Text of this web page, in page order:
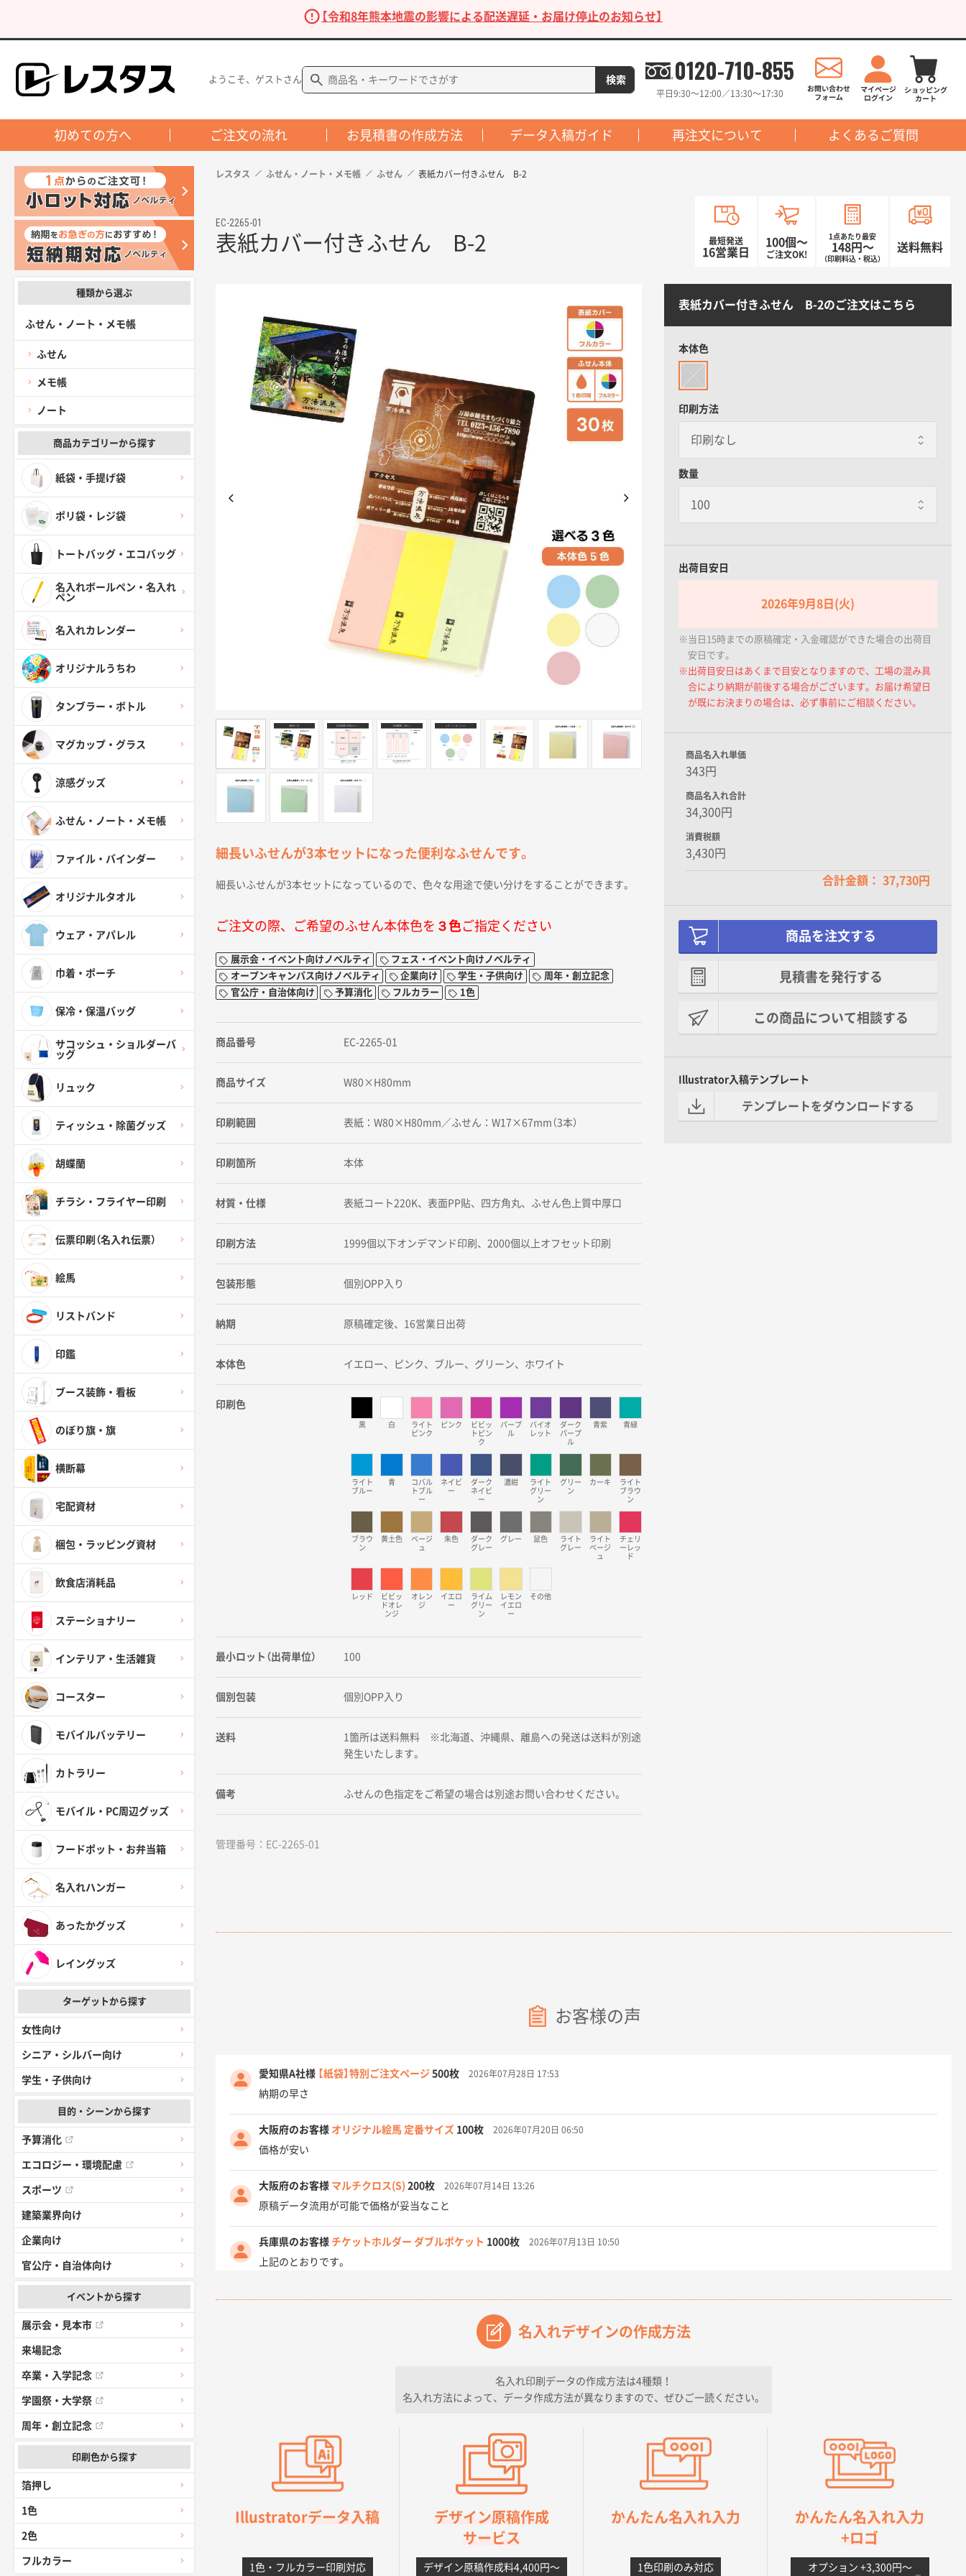
【令和8年熊本地震の影響による配送遅延・お届け停止のお知らせ】
ようこそ、ゲストさん 0120-710-855
平日9:30〜12:00／13:30〜17:30
初めての方へ ご注文の流れ お見積書の作成方法 データ入稿ガイド 再注文について よくあるご質問
種類から選ぶ
ふせん・ノート・メモ帳
ふせん
メモ帳
ノート
商品カテゴリーから探す
紙袋・手提げ袋
ポリ袋・レジ袋
トートバッグ・エコバッグ
名入れボールペン・名入れ
ペン
名入れカレンダー
オリジナルうちわ
タンブラー・ボトル
マグカップ・グラス
涼感グッズ
ふせん・ノート・メモ帳
ファイル・バインダー
オリジナルタオル
ウェア・アパレル
巾着・ポーチ
保冷・保温バッグ
サコッシュ・ショルダーバ
ッグ
リュック
ティッシュ・除菌グッズ
胡蝶蘭
チラシ・フライヤー印刷
伝票印刷（名入れ伝票）
絵馬
リストバンド
印鑑
ブース装飾・看板
のぼり旗・旗
横断幕
宅配資材
梱包・ラッピング資材
飲食店消耗品
ステーショナリー
インテリア・生活雑貨
コースター
モバイルバッテリー
カトラリー
モバイル・PC周辺グッズ
フードポット・お弁当箱
名入れハンガー
あったかグッズ
レイングッズ
ターゲットから探す
女性向け
シニア・シルバー向け
学生・子供向け
目的・シーンから探す
予算消化
エコロジー・環境配慮
スポーツ
建築業界向け
企業向け
官公庁・自治体向け
イベントから探す
展示会・見本市
来場記念
卒業・入学記念
学園祭・大学祭
周年・創立記念
印刷色から探す
箔押し
1色
2色
フルカラー
レスタス ふせん・ノート・メモ帳 ふせん 表紙カバー付きふせん B-2
EC-2265-01
表紙カバー付きふせん B-2 最短発送
16営業日
100個〜
ご注文OK!
1点あたり最安
148円〜
（印刷料込・税込）
送料無料
表紙カバー付きふせん B-2のご注文はこちら
本体色
印刷方法
数量
出荷目安日
2026年9月8日(火)
※当日15時までの原稿確定・入金確認ができた場合の出荷目
安日です。
※出荷目安日はあくまで目安となりますので、工場の混み具
合により納期が前後する場合がございます。お届け希望日
が既にお決まりの場合は、必ず事前にご相談ください。
商品名入れ単価
343円
商品名入れ合計
34,300円
消費税額
3,430円
合計金額： 37,730円
商品を注文する
見積書を発行する
この商品について相談する
Illustrator入稿テンプレート
テンプレートをダウンロードする
細長いふせんが3本セットになった便利なふせんです。
細長いふせんが3本セットになっているので、色々な用途で使い分けをすることができます。
ご注文の際、ご希望のふせん本体色を ３色 ご指定ください
展示会・イベント向けノベルティ
フェス・イベント向けノベルティ
オープンキャンパス向けノベルティ
企業向け 学生・子供向け
周年・創立記念
官公庁・自治体向け
予算消化 フルカラー 1色
商品番号 EC-2265-01
商品サイズ W80×H80mm
印刷範囲 表紙：W80×H80mm／ふせん：W17×67mm（3本）
印刷箇所 本体
材質・仕様 表紙コート220K、表面PP貼、四方角丸、ふせん色上質中厚口
印刷方法 1999個以下オンデマンド印刷、2000個以上オフセット印刷
包装形態 個別OPP入り
納期 原稿確定後、16営業日出荷
本体色 イエロー、ピンク、ブルー、グリーン、ホワイト
印刷色
黒 白
ライト
ピンク
ピンク
ビビッ
トピン
ク
パープ
ル
バイオ
レット
ダーク
パープ
ル
青紫 青緑
ライト
ブルー
青
コバル
トブル
ー
ネイビ
ー
ダーク
ネイビ
ー
濃紺
ライト
グリー
ン
グリー
ン
カーキ
ライト
ブラウ
ン
ブラウ
ン
黄土色
ベージ
ュ
朱色
ダーク
グレー
グレー 鼠色
ライト
グレー
ライト
ベージ
ュ
チェリ
ーレッ
ド
レッド
ビビッ
ドオレ
ンジ
オレン
ジ
イエロ
ー
ライム
グリー
ン
レモン
イエロ
ー
その他
最小ロット（出荷単位） 100
個別包装 個別OPP入り
送料
1箇所は送料無料 ※北海道、沖縄県、離島への発送は送料が別途
発生いたします。
備考 ふせんの色指定をご希望の場合は別途お問い合わせください。
管理番号：EC-2265-01
お客様の声
愛知県A社様 【紙袋】特別ご注文ページ 500枚 2026年07月28日 17:53
納期の早さ
大阪府のお客様 オリジナル絵馬 定番サイズ 100枚 2026年07月20日 06:50
価格が安い
大阪府のお客様 マルチクロス(S) 200枚 2026年07月14日 13:26
原稿データ流用が可能で価格が妥当なこと
兵庫県のお客様 チケットホルダー ダブルポケット 1000枚 2026年07月13日 10:50
上記のとおりです。
愛知県I社様 【オーダー商品】特別ご注文ページ043000枚 2026年07月03日 09:23
価格 大丈夫そうな会社に見えた
大阪府のお客様 A4フルカラークリアファイル 1000枚 2026年06月11日 14:46
前回使用して良かった。
高知県I社様 【ポリ】特別ご注文ページ 1000枚 2026年06月08日 17:38
名入れデザインの作成方法
名入れ印刷データの作成方法は4種類！
名入れ方法によって、データ作成方法が異なりますので、ぜひご一読ください。
Illustratorデータ入稿
1色・フルカラー印刷対応
デザイン原稿作成
サービス
デザイン原稿作成料4,400円〜
かんたん名入れ入力
1色印刷のみ対応
かんたん名入れ入力
+ロゴ
オプション +3,300円〜